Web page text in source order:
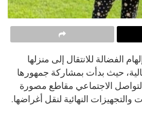
الفضالة للانتقال إلى منزلها
حيث بدأت بمشاركة جمهورها
الاجتماعي مقاطع مصورة
النهائية لنقل أغراضها.